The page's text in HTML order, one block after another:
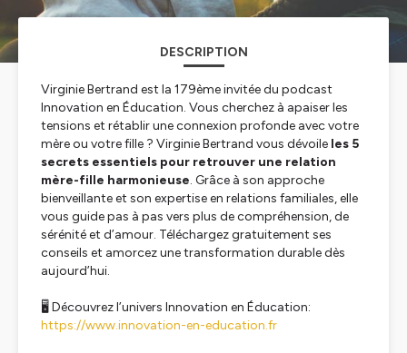
DESCRIPTION
Virginie Bertrand est la 179ème invitée du podcast
Innovation en Éducation. Vous cherchez à apaiser les
tensions et rétablir une connexion profonde avec votre
mère ou votre fille ? Virginie Bertrand vous dévoile les 5
secrets essentiels pour retrouver une relation
mère-fille harmonieuse. Grâce à son approche
bienveillante et son expertise en relations familiales, elle
vous guide pas à pas vers plus de compréhension, de
sérénité et d’amour. Téléchargez gratuitement ses
conseils et amorcez une transformation durable dès
aujourd’hui.
🖥️ Découvrez l’univers Innovation en Éducation:
https://www.innovation-en-education.fr